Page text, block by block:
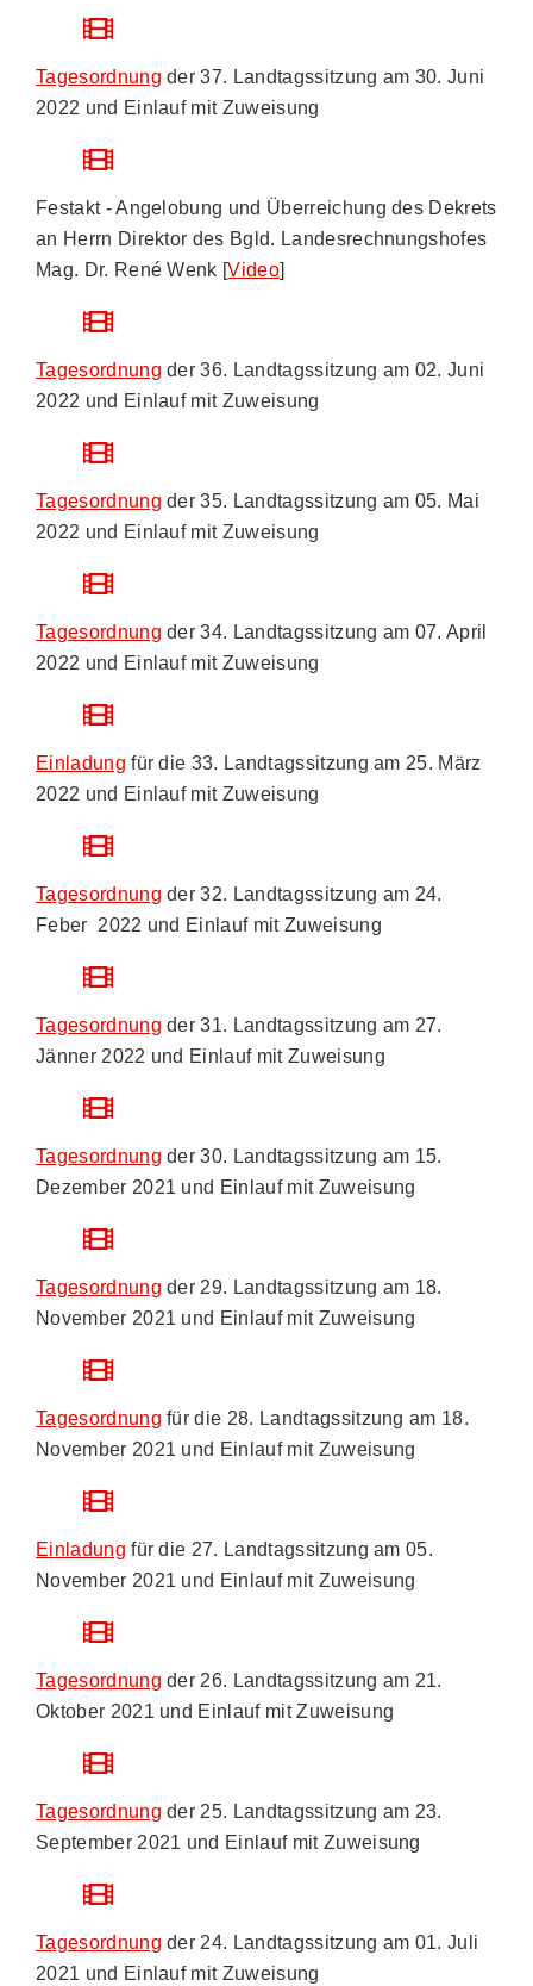
Tagesordnung der 37. Landtagssitzung am 30. Juni
2022 und Einlauf mit Zuweisung
Festakt - Angelobung und Überreichung des Dekrets
an Herrn Direktor des Bgld. Landesrechnungshofes
Mag. Dr. René Wenk [Video]
Tagesordnung der 36. Landtagssitzung am 02. Juni
2022 und Einlauf mit Zuweisung
Tagesordnung der 35. Landtagssitzung am 05. Mai
2022 und Einlauf mit Zuweisung
Tagesordnung der 34. Landtagssitzung am 07. April
2022 und Einlauf mit Zuweisung
Einladung für die 33. Landtagssitzung am 25. März
2022 und Einlauf mit Zuweisung
Tagesordnung der 32. Landtagssitzung am 24.
Feber 2022 und Einlauf mit Zuweisung
Tagesordnung der 31. Landtagssitzung am 27.
Jänner 2022 und Einlauf mit Zuweisung
Tagesordnung der 30. Landtagssitzung am 15.
Dezember 2021 und Einlauf mit Zuweisung
Tagesordnung der 29. Landtagssitzung am 18.
November 2021 und Einlauf mit Zuweisung
Tagesordnung für die 28. Landtagssitzung am 18.
November 2021 und Einlauf mit Zuweisung
Einladung für die 27. Landtagssitzung am 05.
November 2021 und Einlauf mit Zuweisung
Tagesordnung der 26. Landtagssitzung am 21.
Oktober 2021 und Einlauf mit Zuweisung
Tagesordnung der 25. Landtagssitzung am 23.
September 2021 und Einlauf mit Zuweisung
Tagesordnung der 24. Landtagssitzung am 01. Juli
2021 und Einlauf mit Zuweisung